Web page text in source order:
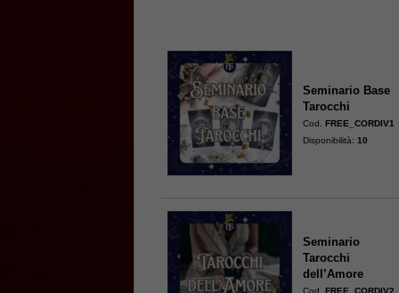
Seminario Base
Tarocchi
Cod.FREE_CORDIV1
Disponibilità:10
Seminario
Tarocchi
dell’Amore
Cod.FREE_CORDIV2